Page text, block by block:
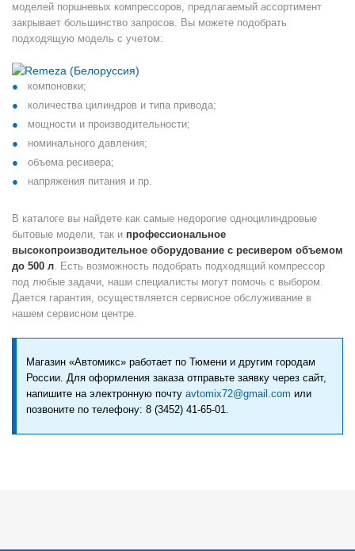
моделей поршневых компрессоров, предлагаемый ассортимент
закрывает большинство запросов. Вы можете подобрать
подходящую модель с учетом:
компоновки;
количества цилиндров и типа привода;
мощности и производительности;
номинального давления;
объема ресивера;
напряжения питания и пр.
В каталоге вы найдете как самые недорогие одноцилиндровые
бытовые модели, так и профессиональное
высокопроизводительное оборудование с ресивером объемом
до 500 л. Есть возможность подобрать подходящий компрессор
под любые задачи, наши специалисты могут помочь с выбором.
Дается гарантия, осуществляется сервисное обслуживание в
нашем сервисном центре.
Магазин «Автомикс» работает по Тюмени и другим городам
России. Для оформления заказа отправьте заявку через сайт,
напишите на электронную почту avtomix72@gmail.com или
позвоните по телефону: 8 (3452) 41-65-01.